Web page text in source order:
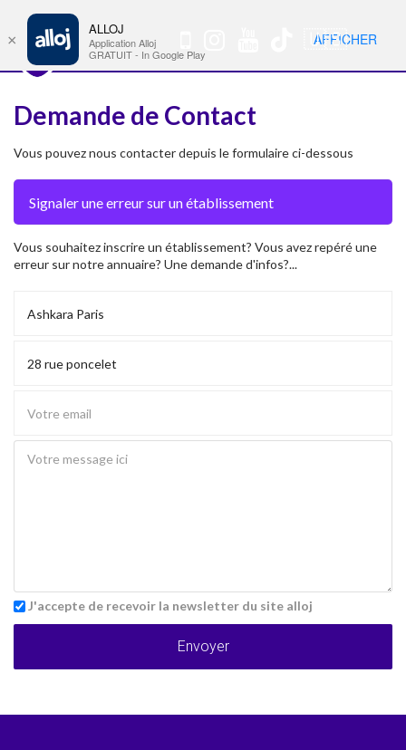
🇺🇸 Nav
Demande de Contact
Vous pouvez nous contacter depuis le formulaire ci-dessous
Vous souhaitez inscrire un établissement? Vous avez repéré une
erreur sur notre annuaire? Une demande d'infos?...
J'accepte de recevoir la newsletter du site alloj
Envoyer
×
ALLOJ
Application Alloj
GRATUIT - In Google Play
AFFICHER